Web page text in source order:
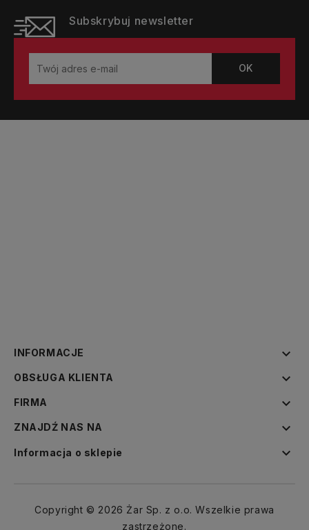
Subskrybuj newsletter
INFORMACJE 
OBSŁUGA KLIENTA 
FIRMA 
ZNAJDŹ NAS NA 
Informacja o sklepie 
Copyright © 2026 Żar Sp. z o.o. Wszelkie prawa
zastrzeżone.